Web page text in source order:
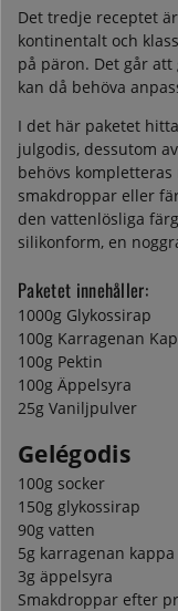
Det tredje receptet
kontinentalt och
på päron. Det går
kan då behöva
I det här paketet
julgodis, dessutom
behövs
smakdroppar eller
den vattenlösliga
silikonform, en
Paketet innehåller:
1000g Glykossirap
100g Karragenan
100g Pektin
100g Äppelsyra
25g Vaniljpulver
Gelégodis
100g socker
150g glykossirap
90g vatten
5g karragenan kappa
3g äppelsyra
Smakdroppar efter